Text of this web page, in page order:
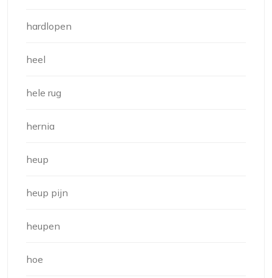
hardlopen
heel
hele rug
hernia
heup
heup pijn
heupen
hoe